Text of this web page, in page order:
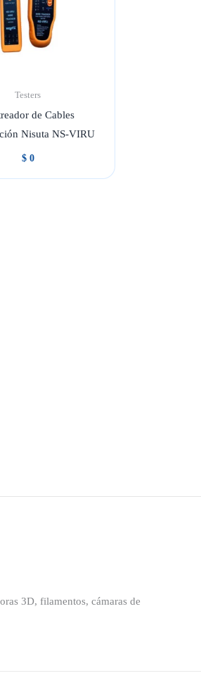
Testers
de Cables
Nisuta NS-VIRU
$0
3D, filamentos, cámaras de